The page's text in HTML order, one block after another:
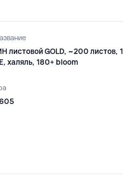
листовой GOLD, ~200 листов, 1
халяль, 180+ bloom